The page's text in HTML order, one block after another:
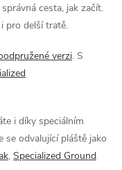
cesta, jak začít.
pro delší tratě.
verzi. S
i díky speciálním
se odvalující pláště jako
, Specialized Ground